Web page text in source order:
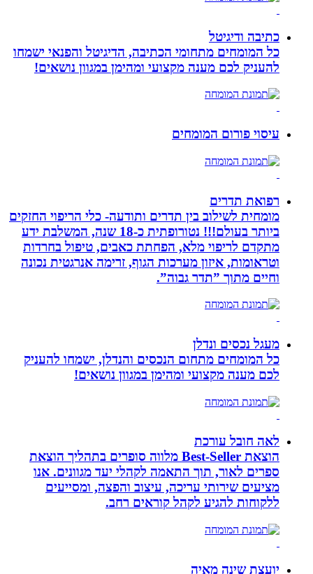
כתיבה ודיגיטל
כל המומחים מתחומי הכתיבה, הדיגיטל והפנאי ישמחו
להעניק לכם מענה מקצועי ומהימן במגוון נושאים!
עיסוי פורום המומחים
רפואת תדרים
מומחית לשילוב בין תדרים ותודעה- כלי הריפוי החזקים
ביותר בעולם!!! נטורופתית כ-18 שנה, המשלבת ידע
מתקדם לריפוי מלא, הפחתת כאבים, טיפול בחרדות
וטראומות, איזון מערכות הגוף, זרימה אנרגטית נכונה
וחיים מתוך ”תדר גבוה”.
מעגל נכסים ונדלן
כל המומחים מתחום הנכסים והנדלן, ישמחו להעניק
לכם מענה מקצועי ומהימן במגוון נושאים!
לאה חובל עורכת
הוצאת Best-Seller מלווה סופרים בתהליך הוצאת
ספרים לאור, תוך התאמה לקהלי יעד מגוונים. אנו
מציעים שירותי עריכה, עיצוב והפצה, ומסייעים
ללקוחות להגיע לקהל קוראים רחב.
יועצת שינה מאיה